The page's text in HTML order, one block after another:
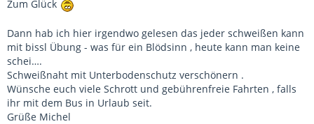
Zum Glück
Dann hab ich hier irgendwo gelesen das jeder schweißen kann
mit bissl Übung - was für ein Blödsinn , heute kann man keine
schei….
Schweißnaht mit Unterbodenschutz verschönern .
Wünsche euch viele Schrott und gebührenfreie Fahrten , falls
ihr mit dem Bus in Urlaub seit.
Grüße Michel